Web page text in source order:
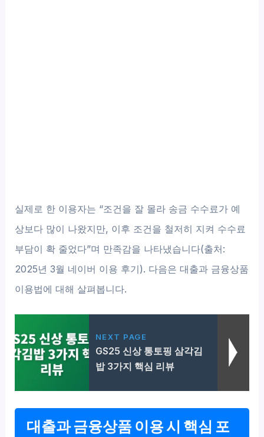
실제로 한 이용자는 “조건을 잘 몰라 송금 수수료가 예
상보다 많이 나왔지만, 이후 조건을 철저히 지켜 수수료
부담이 확 줄었다”며 만족감을 나타냈습니다(출처:
2025년 3월 네이버 이용 후기). 다음은 대출과 금융상품
이용법에 대해 살펴봅니다.
NEXT PAGE
GS25 신상 통토핑 삼각김
밥 3가지 핵심 리뷰
대출과 금융상품 이용 시 핵심 포